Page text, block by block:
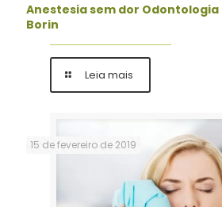
Anestesia sem dor
Borin
Leia mais
15 de fevereiro de 2019